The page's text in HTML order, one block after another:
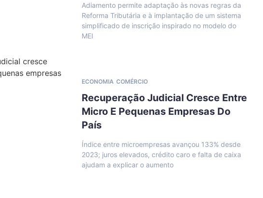
Adiamento permite adaptação às novas regras da
Reforma Tributária e à implantação de um sistema
simplificado de inscrição inspirado no modelo do
MEI
ECONOMIA COMÉRCIO
Recuperação Judicial Cresce Entre
Micro E Pequenas Empresas Do
País
Índice entre microempresas avançou 133% desde
2023; juros elevados, crédito caro e falta de caixa
ajudam a explicar o aumento